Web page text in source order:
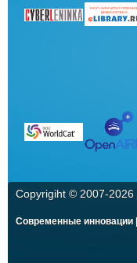
Copyrigiht © 2007-2026
Современные инновации